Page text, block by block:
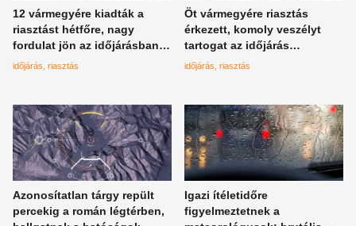
12 vármegyére kiadták a
riasztást hétfőre, nagy
fordulat jön az időjárásban,
erre figyelmeztetnek most
időjárás riasztás
Öt vármegyére riasztás
érkezett, komoly veszélyt
tartogat az időjárás
csütörtökre
időjárás riasztás
Azonosítatlan tárgy repült
percekig a román légtérben,
Igazi ítéletidőre
figyelmeztetnek a